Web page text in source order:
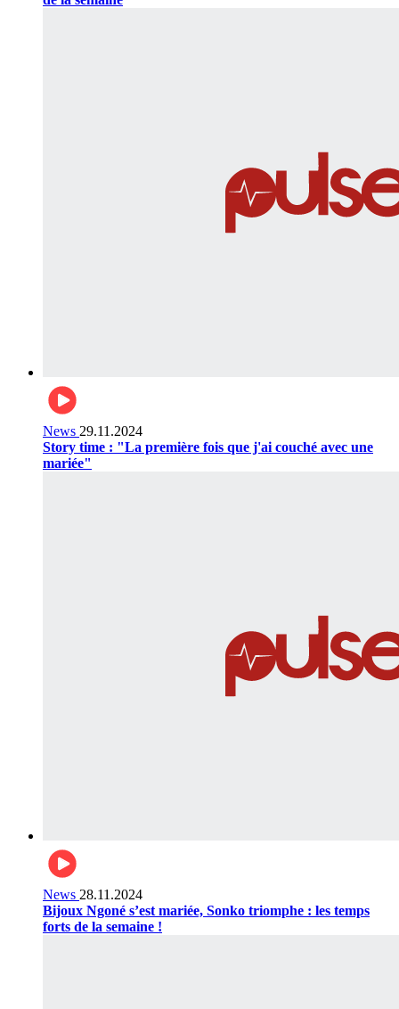
News 29.11.2024
Story time : "La première fois que j'ai couché avec une
mariée"
News 28.11.2024
Bijoux Ngoné s’est mariée, Sonko triomphe : les temps
forts de la semaine !